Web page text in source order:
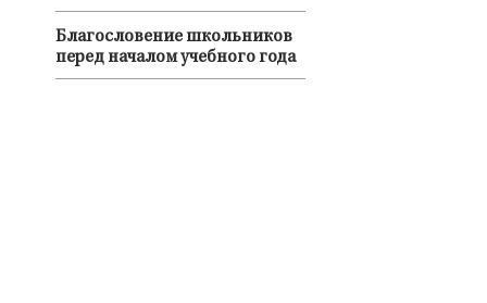
Благословение школьников
перед началом учебного года